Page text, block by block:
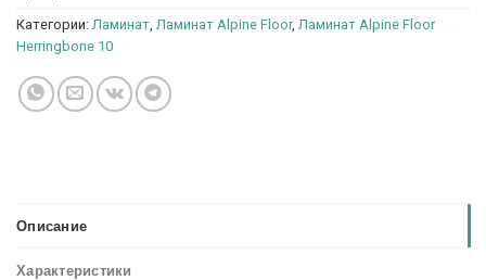
Категории: Ламинат Ламинат Alpine Floor, Ламинат Alpine Floor
Herringbone 10
Описание
Характеристики